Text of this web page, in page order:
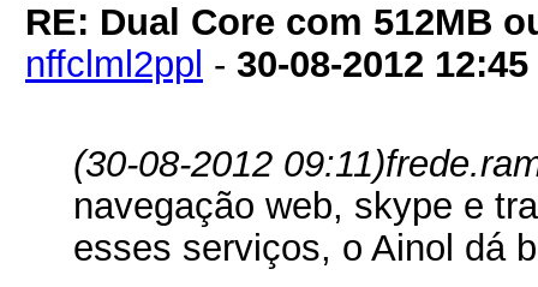
RE: Dual Core com 512MB
nffclml2ppl - 30-08-2012 12:45
(30-08-2012 09:11)
navegação web, skype e
esses serviços, o Ainol dá